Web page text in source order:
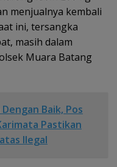
menjualnya kembali
ini, tersangka
masih dalam
Muara Batang
Baik, Pos
Pastikan
Ilegal